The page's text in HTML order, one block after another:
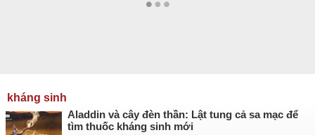
kháng sinh
Aladdin và cây đèn thần: Lật tung cả sa mạc để
tìm thuốc kháng sinh mới